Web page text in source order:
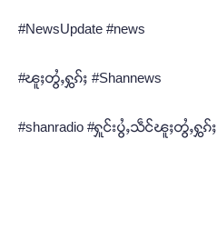
#NewsUpdate #news
#ၽူႈတွႆႇႁွၵ်ႈ #Shannews
#shanradio #ႁူင်းပွႆႇသဵင်ၽူႈတွႆႇႁွၵ်ႈ